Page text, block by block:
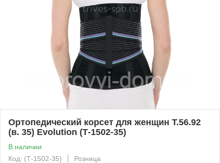
Ортопедический корсет для женщин Т.56.92
(в. 35) Evolution (Т-1502-35)
В наличии
Код: (Т-1502-35)
Розница